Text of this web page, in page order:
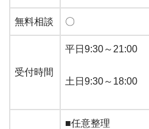
無料相談 〇
受付時間
平日9:30～21:00
土日9:30～18:00
■任意整理